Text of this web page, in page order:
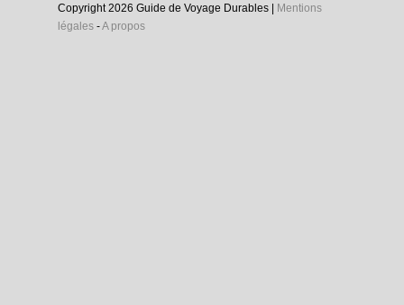
Copyright 2026 Guide de Voyage Durables | Mentions
légales -A propos